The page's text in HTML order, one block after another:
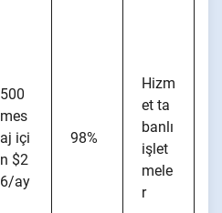
500
mes
aj içi
n $2
6/ay
98%
Hizm
et ta
banlı
işlet
mele
r